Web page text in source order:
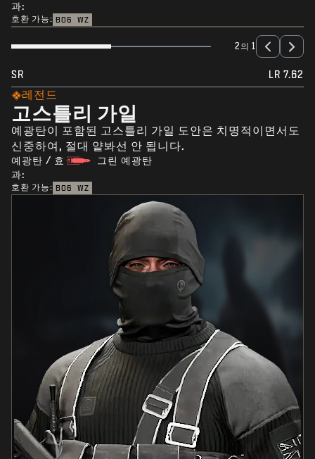
과:
호환 가능: BO6 WZ
2의 1
SR LR 7.62
레전드
고스틀리 가일
예광탄이 포함된 고스틀리 가일 도안은 치명적이면서도
신중하여, 절대 얕봐선 안 됩니다.
예광탄 / 효
과:
그린 예광탄
호환 가능: BO6 WZ